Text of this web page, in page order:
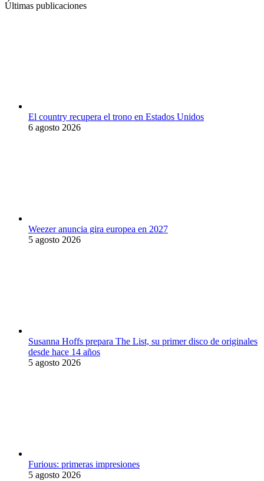
Últimas publicaciones
El country recupera el trono en Estados Unidos
6 agosto 2026
Weezer anuncia gira europea en 2027
5 agosto 2026
Susanna Hoffs prepara The List, su primer disco de originales
desde hace 14 años
5 agosto 2026
Furious: primeras impresiones
5 agosto 2026